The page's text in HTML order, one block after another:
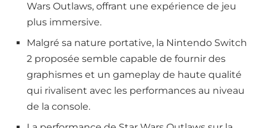
Wars Outlaws, offrant une expérience de jeu
plus immersive.
Malgré sa nature portative, la Nintendo Switch
2 proposée semble capable de fournir des
graphismes et un gameplay de haute qualité
qui rivalisent avec les performances au niveau
de la console.